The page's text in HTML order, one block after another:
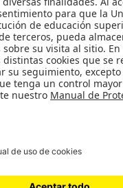
of Antioxidants Derived
Cacao Seeds.
2018 (ISBN 978-0-
Unidos.
FBL1 prevents
White Shrimp